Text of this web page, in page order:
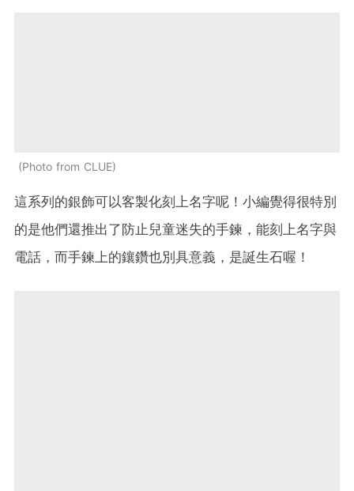
Photo from CLUE
這系列的銀飾可以客製化刻上名字呢！小編覺得很特別
的是他們還推出了防止兒童迷失的手鍊，能刻上名字與
電話，而手鍊上的鑲鑽也別具意義，是誕生石喔！